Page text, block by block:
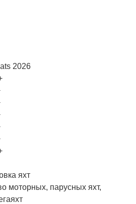
2026
яхт
моторных, парусных яхт,